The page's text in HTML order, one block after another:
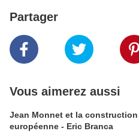
Partager
Vous aimerez aussi
Jean Monnet et la construction
européenne - Eric Branca